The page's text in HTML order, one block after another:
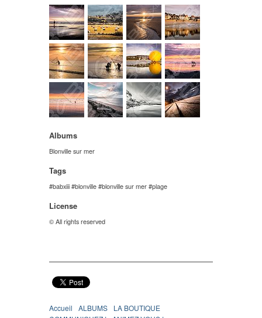
Albums
Blonville sur mer
Tags
babxiii blonville blonville sur mer plage
License
© All rights reserved
Accueil ALBUMS
LA BOUTIQUE